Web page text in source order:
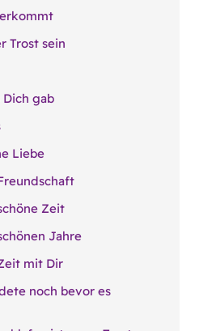
Trost sein
Dich gab
Liebe
Zeit
Jahre
mit Dir
noch bevor es